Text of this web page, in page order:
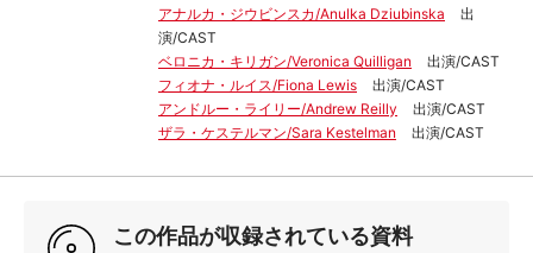
アナルカ・ジウビンスカ/Anulka Dziubinska
出
演/CAST
ベロニカ・キリガン/Veronica Quilligan
出演/CAST
フィオナ・ルイス/Fiona Lewis
出演/CAST
アンドルー・ライリー/Andrew Reilly
出演/CAST
ザラ・ケステルマン/Sara Kestelman
出演/CAST
この作品が収録されている資料